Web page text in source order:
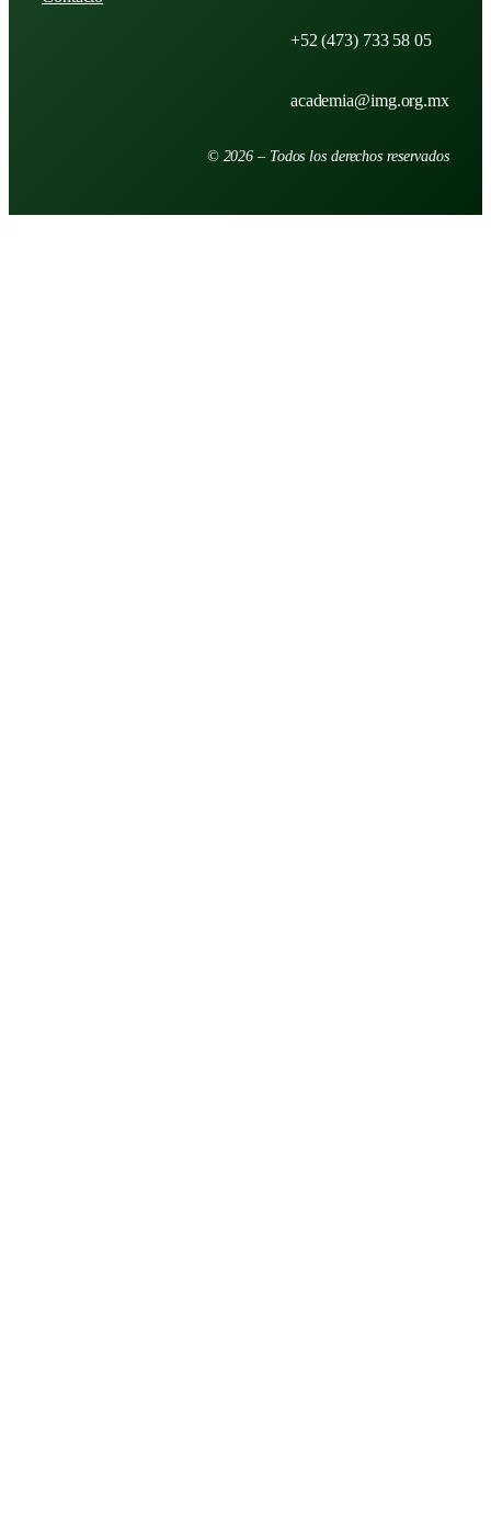
+52 (473) 733 58 05
academia@img.org.mx
© 2026 – Todos los derechos reservados